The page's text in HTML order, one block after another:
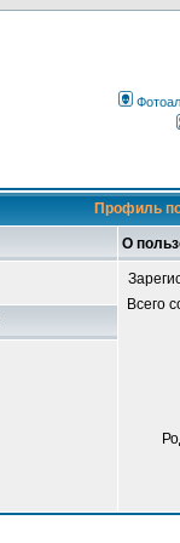
Профиль
О
Всего